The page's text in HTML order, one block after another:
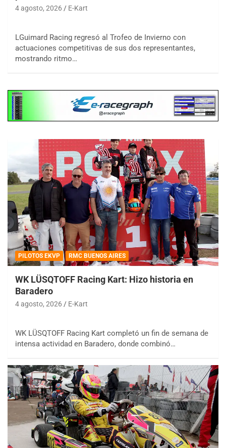
4 agosto, 2026 E-Kart
LGuimard Racing regresó al Trofeo de Invierno con
actuaciones competitivas de sus dos representantes,
mostrando ritmo…
PILOTOS EKVP RMC BUENOS AIRES
WK LÜSQTOFF Racing Kart: Hizo historia en
Baradero
4 agosto, 2026 E-Kart
WK LÜSQTOFF Racing Kart completó un fin de semana de
intensa actividad en Baradero, donde combinó…